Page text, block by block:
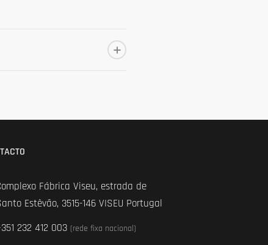
Fábrica Viseu, estrada de
Estêvão, 3515-146 VISEU Portugal
232 412 003 (rede fixa nacional)